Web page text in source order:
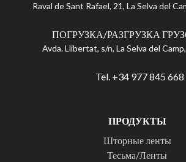
Raval de Sant Rafael, 21, La Selva del
ПОГРУЗКА/РАЗГРУЗКА
Avda. Llibertat, s/n, La Selva del
Tel. +34 977 845 668
ПРОДУКТЫ
Шторные ленты
Тесьма/Ленты